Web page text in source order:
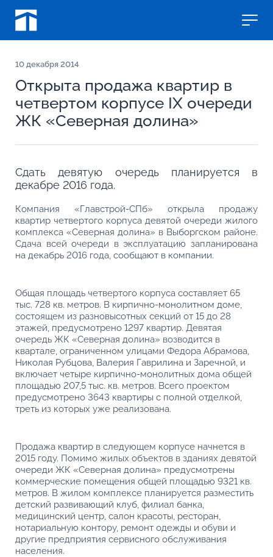
10декабря 2014
Открыта продажа квартир в
четвертом корпусе IX очереди
ЖК «Северная долина»
Сдать девятую очередь планируется в
декабре 2016 года.
Компания «Главстрой-СПб» открыла продажу
квартир четвертого корпуса девятой очереди жилого
комплекса «Северная долина» в Выборгском районе.
Сдача всей очереди в эксплуатацию запланирована
на декабрь 2016 года, сообщают в компании.
Общая площадь четвертого корпуса составляет 65
тыс. 728 кв. метров. В кирпично-монолитном доме,
состоящем из разновысотных секций от 15 до 28
этажей, предусмотрено 1297 квартир. Девятая
очередь ЖК «Северная долина» возводится в
квартале, ограниченном улицами Федора Абрамова,
Николая Рубцова, Валерия Гаврилина и Заречной, и
включает четыре кирпично-монолитных дома общей
площадью 207,5 тыс. кв. метров. Всего проектом
предусмотрено 3643 квартиры с полной отделкой,
треть из которых уже реализована.
Продажа квартир в следующем корпусе начнется в
2015 году. Помимо жилых объектов в зданиях девятой
очереди ЖК «Северная долина» предусмотрены
коммерческие помещения общей площадью 9321 кв.
метров. В жилом комплексе планируется разместить
детский развивающий клуб, филиал банка,
медицинский центр, салон красоты, ресторан,
нотариальную контору, ремонт одежды и обуви и
другие предприятия сервисного обслуживания
населения.